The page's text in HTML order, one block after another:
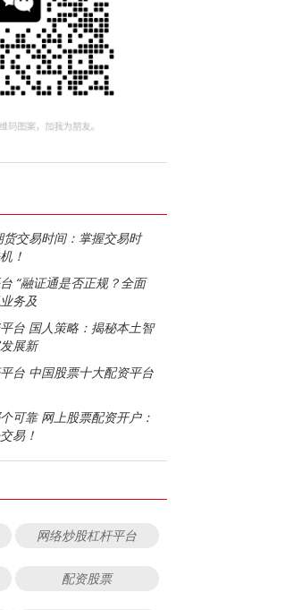
交易时间：掌握交易时
！
“融证通是否正规？全面
务及
台 国人策略：揭秘本土智
展新
台 中国股票十大配资平台
可靠 网上股票配资开户：
易！
网络炒股杠杆平台
配资股票